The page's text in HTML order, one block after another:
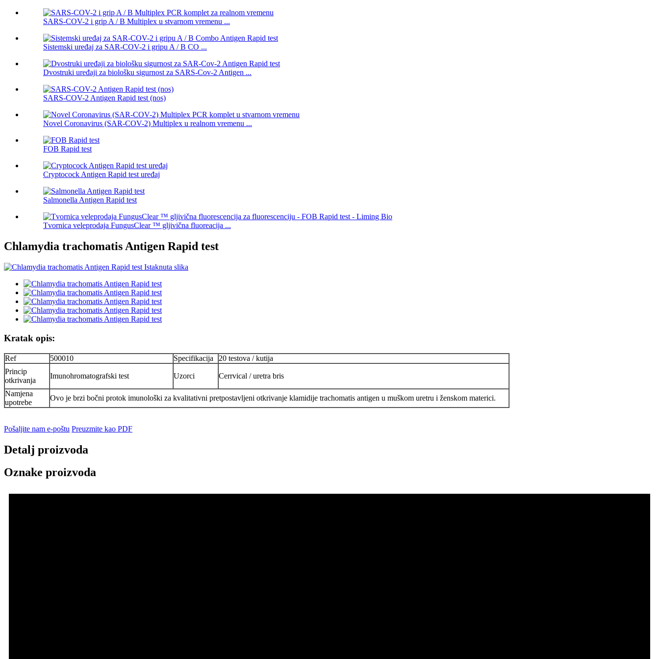
SARS-COV-2 i grip A / B Multiplex u stvarnom vremenu ...
Sistemski uređaj za SAR-COV-2 i gripu A / B CO ...
Dvostruki uređaji za biološku sigurnost za SARS-Cov-2 Antigen ...
SARS-COV-2 Antigen Rapid test (nos)
Novel Coronavirus (SAR-COV-2) Multiplex u realnom vremenu ...
FOB Rapid test
Cryptocock Antigen Rapid test uređaj
Salmonella Antigen Rapid test
Tvornica veleprodaja FungusClear ™ gljivična fluoreacija ...
Chlamydia trachomatis Antigen Rapid test
Kratak opis:
Ref 500010 Specifikacija
20 testova / kutija
Princip
otkrivanja
Imunohromatografski test Uzorci Cerrvical / uretra bris
Namjena
upotrebe
Ovo je brzi bočni protok imunološki za kvalitativni pretpostavljeni otkrivanje klamidije trachomatis antigen u muškom uretru i ženskom materici.
Pošaljite nam e-poštu Preuzmite kao PDF
Detalj proizvoda
Oznake proizvoda